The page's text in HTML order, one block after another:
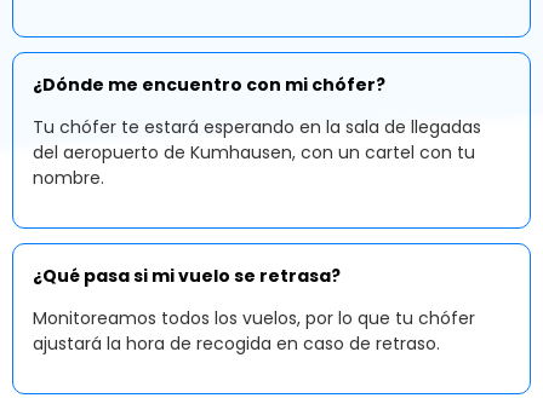
¿Dónde me encuentro con mi chófer?
Tu chófer te estará esperando en la sala de llegadas
del aeropuerto de Kumhausen, con un cartel con tu
nombre.
¿Qué pasa si mi vuelo se retrasa?
Monitoreamos todos los vuelos, por lo que tu chófer
ajustará la hora de recogida en caso de retraso.